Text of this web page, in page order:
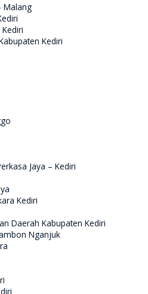
Malang
Kediri
Jaya – Kediri
Kediri
Daerah Kabupaten Kediri
Nganjuk